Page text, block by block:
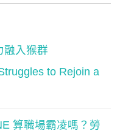
入猴群
to Rejoin a
算職場霸凌嗎？勞